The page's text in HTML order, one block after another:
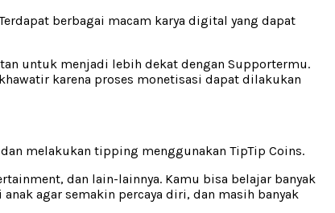
berbagai macam karya digital yang dapat
untuk menjadi lebih dekat dengan Supportermu.
karena proses monetisasi dapat dilakukan
melakukan tipping menggunakan TipTip Coins.
dan lain-lainnya. Kamu bisa belajar banyak
agar semakin percaya diri, dan masih banyak